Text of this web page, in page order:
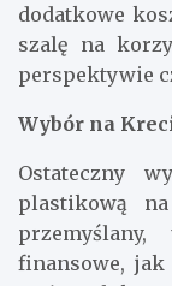
dodatkowe
szalę na
perspektywie
Wybór na
Ostateczny
plastikową
finansowe,